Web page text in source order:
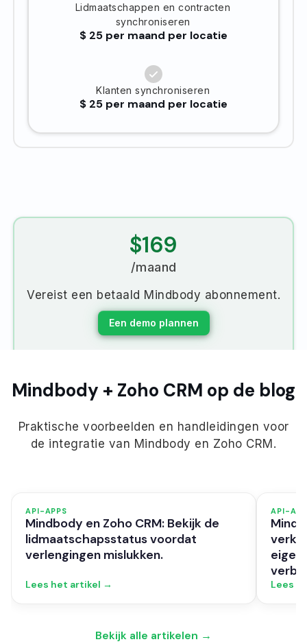
Lidmaatschappen en contracten
synchroniseren
$ 25 per maand per locatie
Klanten synchroniseren
$ 25 per maand per locatie
$169
/maand
Vereist een betaald Mindbody abonnement.
Een demo plannen
Mindbody + Zoho CRM op de blog
Praktische voorbeelden en handleidingen voor
de integratie van Mindbody en Zoho CRM.
API-APPS
Mindbody en Zoho CRM: Bekijk de
lidmaatschapsstatus voordat
verlengingen mislukken.
Lees het artikel →
API-
Lees
Bekijk alle artikelen →